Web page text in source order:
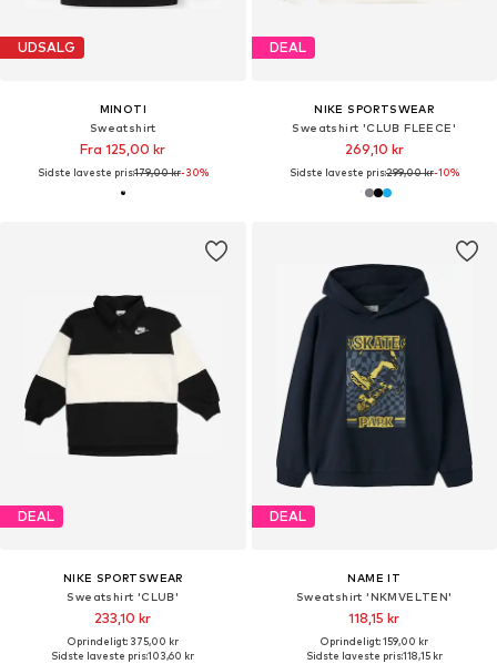
UDSALG
MINOTI
Sweatshirt
Fra 125,00 kr
Sidste laveste pris:179,00 kr-30%
DEAL
NIKE SPORTSWEAR
Sweatshirt 'CLUB FLEECE'
269,10 kr
Sidste laveste pris:299,00 kr-10%
DEAL
NIKE SPORTSWEAR
Sweatshirt 'CLUB'
233,10 kr
Oprindeligt: 375,00 kr
Sidste laveste pris:103,60 kr
DEAL
NAME IT
Sweatshirt 'NKMVELTEN'
118,15 kr
Oprindeligt: 159,00 kr
Sidste laveste pris:118,15 kr